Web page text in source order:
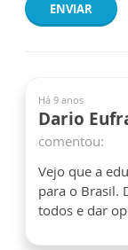
ENVIAR
Há 9 anos
Dario
comentou:
Vejo que a
para o Brasil.
todos e dar